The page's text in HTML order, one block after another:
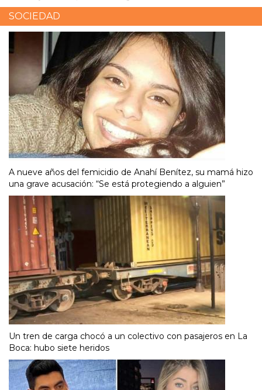
SOCIEDAD
A nueve años del femicidio de Anahí Benítez, su mamá hizo
una grave acusación: “Se está protegiendo a alguien”
Un tren de carga chocó a un colectivo con pasajeros en La
Boca: hubo siete heridos